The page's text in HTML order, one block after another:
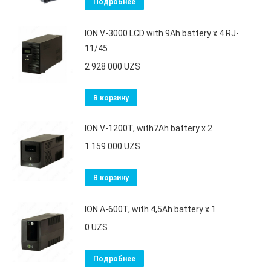
ION V-3000 LCD with 9Ah battery x 4 RJ-
11/45
2 928 000 UZS
В корзину
ION V-1200T, with7Ah battery х 2
1 159 000 UZS
В корзину
ION A-600T, with 4,5Ah battery х 1
0 UZS
Подробнее